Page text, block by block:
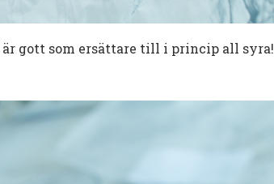
är gott som ersättare till i princip all syra!